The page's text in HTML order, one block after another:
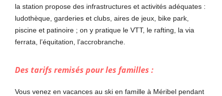
la station propose des infrastructures et activités adéquates :
ludothèque, garderies et clubs, aires de jeux, bike park,
piscine et patinoire ; on y pratique le VTT, le rafting, la via
ferrata, l’équitation, l’accrobranche.
Des tarifs remisés pour les familles :
Vous venez en vacances au ski en famille à Méribel pendant